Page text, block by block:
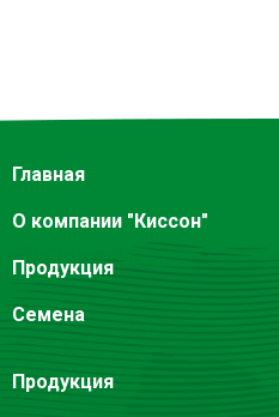
Главная
О компании "Киссон"
Продукция
Семена
Продукция